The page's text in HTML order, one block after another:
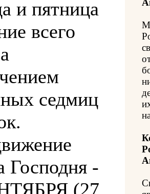
и пятница
всего
седмиц
Господня -
(27